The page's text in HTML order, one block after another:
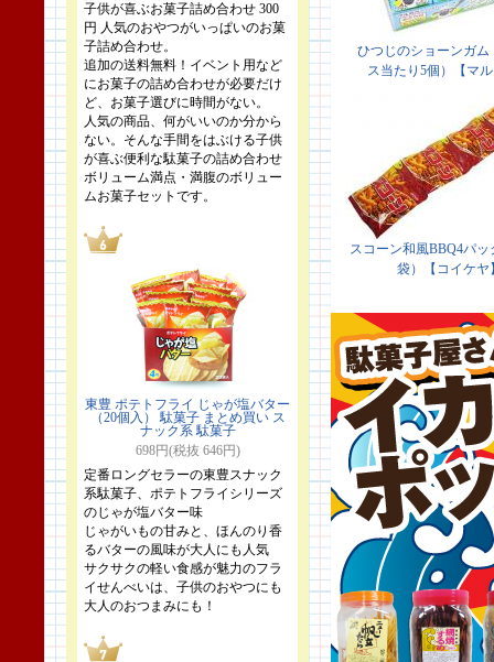
子供が喜ぶお菓子詰め合わせ 300
円 人気のおやつがいっぱいのお菓
子詰め合わせ。
追加の送料無料！イベント用など
にお菓子の詰め合わせが必要だけ
ど、お菓子選びに時間がない。
人気の商品、何がいいのか分から
ない。そんな手間をはぶける子供
が喜ぶ便利な駄菓子の詰め合わせ
ボリューム満点・満腹のボリュー
ムお菓子セットです。
東豊 ポテトフライ じゃが塩バター
（20個入） 駄菓子 まとめ買い ス
ナック系 駄菓子
698円(税抜 646円)
定番ロングセラーの東豊スナック
系駄菓子、ポテトフライシリーズ
のじゃが塩バター味
じゃがいもの甘みと、ほんのり香
るバターの風味が大人にも人気
サクサクの軽い食感が魅力のフラ
イせんべいは、子供のおやつにも
大人のおつまみにも！